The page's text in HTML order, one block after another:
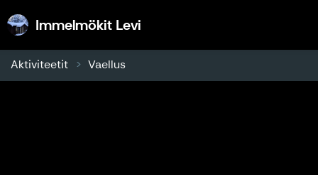
Immelmökit Levi
Aktiviteetit Vaellus